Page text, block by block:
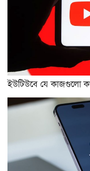
ইউটিউবে যে কাজগুলো